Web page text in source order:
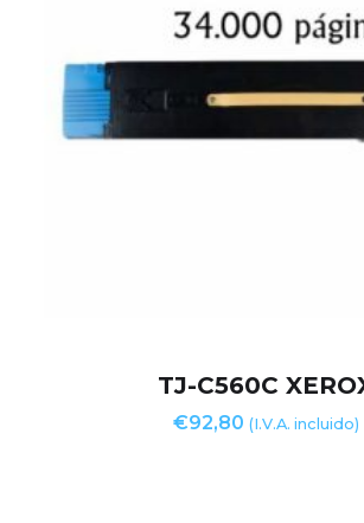
TJ-C560C
€92,80 (I.V.A. incluido)